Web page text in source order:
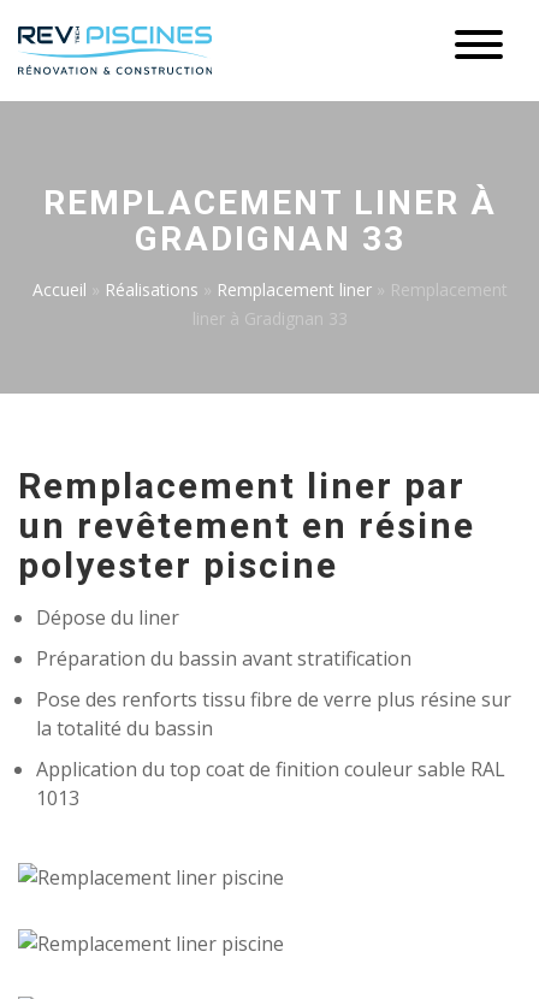
REMPLACEMENT LINER À
GRADIGNAN 33
Accueil Réalisations Remplacement liner»
Remplacement
liner à Gradignan 33
Remplacement liner par
un revêtement en résine
polyester piscine
Dépose du liner
Préparation du bassin avant stratification
Pose des renforts tissu fibre de verre plus résine sur
la totalité du bassin
Application du top coat de finition couleur sable RAL
1013